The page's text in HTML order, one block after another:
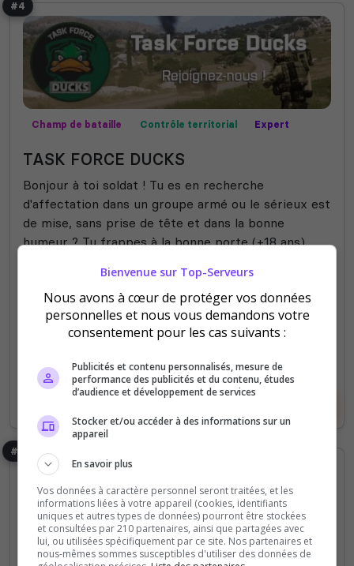
#4
Champ de bataille Contrôle territorial
Expert
TASK FORCE DUCKS
Bonjour à toi soldat ! Tu es en recherche
d'affectation dans un groupe armé ou le sérieux est
de mise, sans prise de tête et dans la bonne
humeur ? Tu frappes à la bonne porte (+18 ans).
votes
102
clics
(2)
#5
Bienvenue sur Top-Serveurs
Nous avons à cœur de protéger vos données
personnelles et nous vous demandons votre
consentement pour les cas suivants :
Publicités et contenu personnalisés, mesure de
performance des publicités et du contenu, études
d’audience et développement de services
Stocker et/ou accéder à des informations sur un
appareil
En savoir plus
Vos données à caractère personnel seront traitées, et les
informations liées à votre appareil (cookies, identifiants
uniques et autres types de données) pourront être stockées
et consultées par 210 partenaires, ainsi que partagées avec
lui, ou utilisées spécifiquement par ce site. Nos partenaires et
nous-mêmes sommes susceptibles d'utiliser des données de